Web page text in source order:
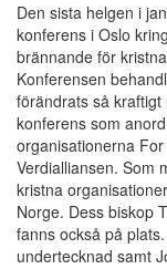
Den sista helgen i
konferens i Oslo
brännande för
Konferensen
förändrats så
konferens som
organisationerna
Verdialliansen. Som
kristna
Norge. Dess biskop
fanns också på
undertecknad samt